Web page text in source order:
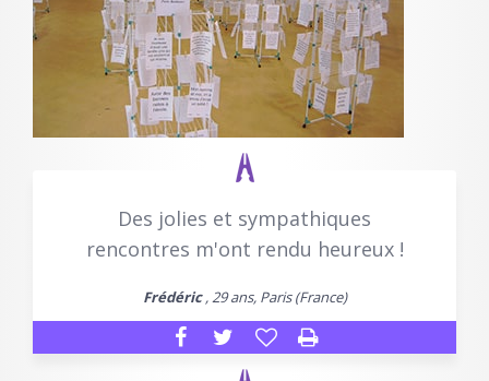
Des jolies et sympathiques
rencontres m'ont rendu heureux !
Frédéric, 29 ans, Paris (France)